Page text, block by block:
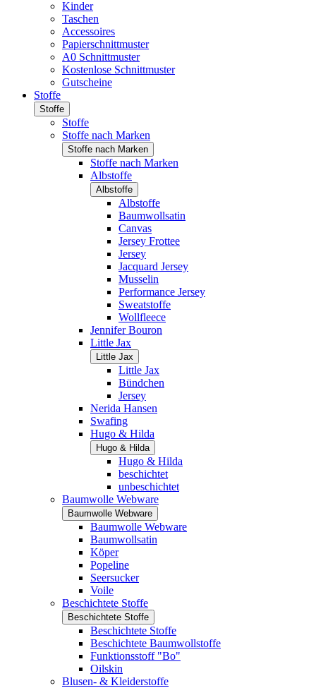
Kinder
Taschen
Accessoires
Papierschnittmuster
A0 Schnittmuster
Kostenlose Schnittmuster
Gutscheine
Stoffe
Stoffe
Stoffe
Stoffe nach Marken
Stoffe nach Marken
Stoffe nach Marken
Albstoffe
Albstoffe
Albstoffe
Baumwollsatin
Canvas
Jersey Frottee
Jersey
Jacquard Jersey
Musselin
Performance Jersey
Sweatstoffe
Wollfleece
Jennifer Bouron
Little Jax
Little Jax
Little Jax
Bündchen
Jersey
Nerida Hansen
Swafing
Hugo & Hilda
Hugo & Hilda
Hugo & Hilda
beschichtet
unbeschichtet
Baumwolle Webware
Baumwolle Webware
Baumwolle Webware
Baumwollsatin
Köper
Popeline
Seersucker
Voile
Beschichtete Stoffe
Beschichtete Stoffe
Beschichtete Stoffe
Beschichtete Baumwollstoffe
Funktionsstoff "Bo"
Oilskin
Blusen- & Kleiderstoffe